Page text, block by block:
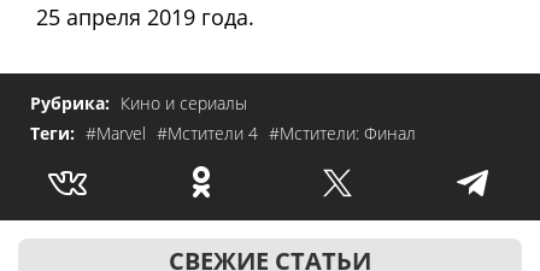
25 апреля 2019 года.
Рубрика: Кино и сериалы
Теги: #Marvel #Мстители 4 #Мстители: Финал
СВЕЖИЕ СТАТЬИ